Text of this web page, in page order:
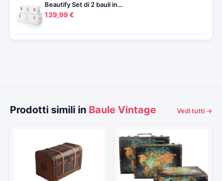
Beautify Set di 2 bauli in…
139,99 €
Prodotti simili in Baule Vintage Vedi tutti →